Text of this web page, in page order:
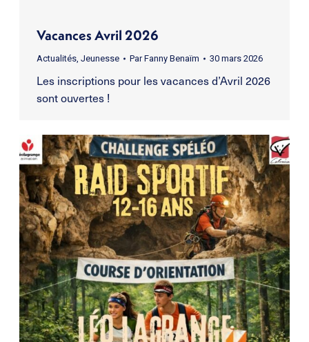
Vacances Avril 2026
Actualités, Jeunesse ParFanny Benaïm 30 mars 2026
Les inscriptions pour les vacances d’Avril 2026
sont ouvertes !